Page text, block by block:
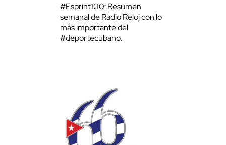
#Esprint100: Resumen
semanal de Radio Reloj con lo
más importante del
#deportecubano.